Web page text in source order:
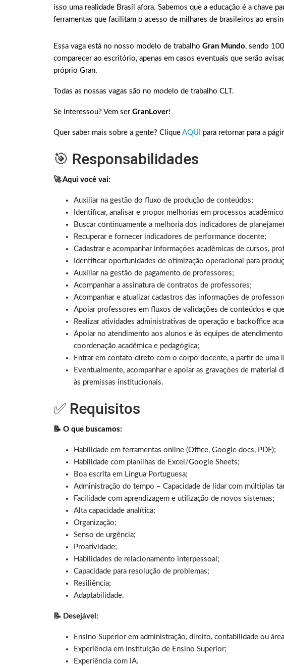
isso uma realidade Brasil afora. Sabemos que a educação é a chave
ferramentas que facilitam o acesso de milhares de brasileiros ao
Essa vaga está no nosso modelo de trabalho Gran Mundo, sendo
comparecer ao escritório, apenas em casos eventuais que serão
próprio Gran.
Todas as nossas vagas são no modelo de trabalho CLT.
Se interessou? Vem ser GranLover!
Quer saber mais sobre a gente? Clique AQUI para retornar para a
🎯 Responsabilidades
🚀Aqui você vai:
Auxiliar na gestão do fluxo de produção de conteúdos;
Identificar, analisar e propor melhorias em processos
Buscar continuamente a melhoria dos indicadores de
Recuperar e fornecer indicadores de performance docente;
Cadastrar e acompanhar informações acadêmicas de cursos,
Identificar oportunidades de otimização operacional para
Auxiliar na gestão de pagamento de professores;
Acompanhar a assinatura de contratos de professores;
Acompanhar e atualizar cadastros das informações de
Apoiar professores em fluxos de validações de conteúdos e
Realizar atividades administrativas de operação e backoffice
Apoiar no atendimento aos alunos e às equipes de
coordenação acadêmica e pedagógica;
Entrar em contato direto com o corpo docente, a partir de uma
Eventualmente, acompanhar e apoiar as gravações de material
às premissas institucionais.
✅ Requisitos
📝 O que buscamos:
Habilidade em ferramentas online (Office, Google docs, PDF);
Habilidade com planilhas de Excel/Google Sheets;
Boa escrita em Língua Portuguesa;
Administração do tempo – Capacidade de lidar com múltiplas
Facilidade com aprendizagem e utilização de novos sistemas;
Alta capacidade analítica;
Organização;
Senso de urgência;
Proatividade;
Habilidades de relacionamento interpessoal;
Capacidade para resolução de problemas;
Resiliência;
Adaptabilidade.
📝 Desejável:
Ensino Superior em administração, direito, contabilidade ou
Experiência em Instituição de Ensino Superior;
Experiência com IA.